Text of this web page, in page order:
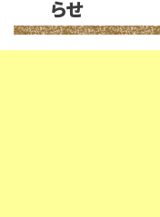
お問い合わせ
プライバシーポ
らせ